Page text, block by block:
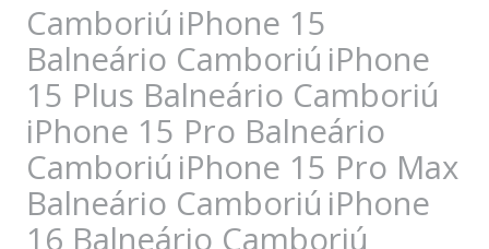
Camboriú iPhone 15
Balneário Camboriú iPhone
15 Plus Balneário Camboriú
iPhone 15 Pro Balneário
Camboriú iPhone 15 Pro Max
Balneário Camboriú iPhone
16 Balneário Camboriú